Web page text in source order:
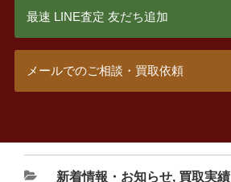
最速 LINE査定 友だち追加
メールでのご相談・買取依頼
新着情報・お知らせ, 買取実績